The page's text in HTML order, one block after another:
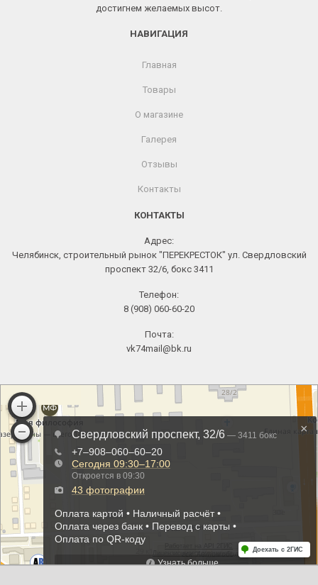
достигнем желаемых высот.
НАВИГАЦИЯ
Главная
Товары
О магазине
Галерея
Отзывы
Контакты
КОНТАКТЫ
Адрес:
Челябинск, строительный рынок "ПЕРЕКРЕСТОК" ул. Свердловский
проспект 32/6, бокс 3411
Телефон:
8 (908) 060-60-20
Почта:
vk74mail@bk.ru